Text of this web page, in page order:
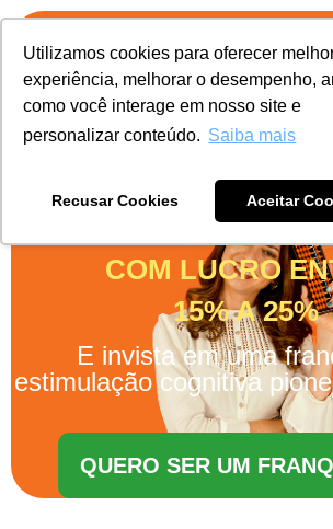
Utilizamos cookies para oferecer
experiência, melhorar o desempenho,
como você interage em nosso site e
personalizar conteúdo. Saiba mais
Recusar Cookies Aceitar
ABRA SUA FRANQUIA
FATURE
1 MILHÃO AO
COM LUCRO
15% A 25%
E invista em uma
estimulação cognitiva
QUERO SER UM